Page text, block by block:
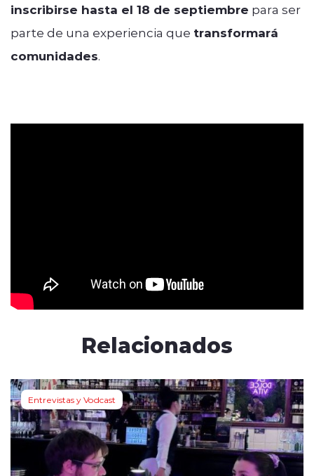
inscribirse hasta el 18 de septiembre para ser
parte de una experiencia que transformará
comunidades.
Relacionados
Entrevistas y Vodcast